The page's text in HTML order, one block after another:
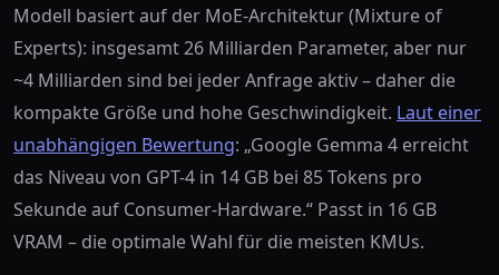
Modell basiert auf der MoE-Architektur (Mixture of
Experts): insgesamt 26 Milliarden Parameter, aber nur
~4 Milliarden sind bei jeder Anfrage aktiv – daher die
kompakte Größe und hohe Geschwindigkeit. Laut einer
unabhängigen Bewertung: „Google Gemma 4 erreicht
das Niveau von GPT-4 in 14 GB bei 85 Tokens pro
Sekunde auf Consumer-Hardware.“ Passt in 16 GB
VRAM – die optimale Wahl für die meisten KMUs.